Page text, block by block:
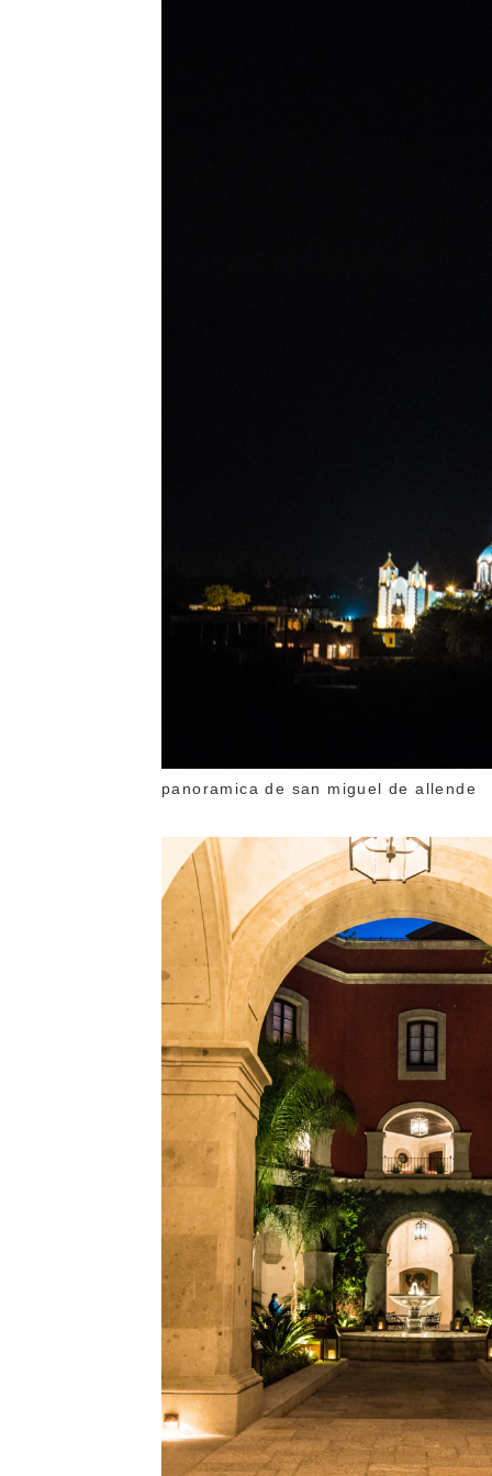
panoramica de san miguel de allende